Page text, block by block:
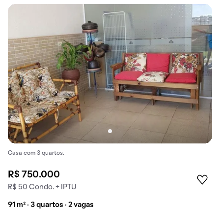
Casa com 3 quartos.
R$ 750.000
R$ 50 Condo. + IPTU
91 m² · 3 quartos · 2 vagas